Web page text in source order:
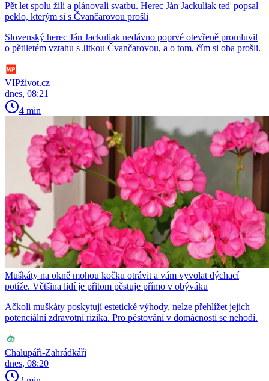
Pět let spolu žili a plánovali svatbu. Herec Ján Jackuliak teď popsal
peklo, kterým si s Čvančarovou prošli
Slovenský herec Ján Jackuliak nedávno poprvé otevřeně promluvil
o pětiletém vztahu s Jitkou Čvančarovou, a o tom, čím si oba prošli.
VIPživot.cz
dnes, 08:21
4 min
Muškáty na okně mohou kočku otrávit a vám vyvolat dýchací
potíže. Většina lidí je přitom pěstuje přímo v obýváku
Ačkoli muškáty poskytují estetické výhody, nelze přehlížet jejich
potenciální zdravotní rizika. Pro pěstování v domácnosti se nehodí.
Chalupáři-Zahrádkáři
dnes, 08:20